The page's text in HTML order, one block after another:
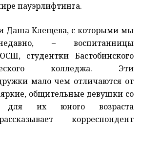
пауэрлифтинга.
Даша Клещева, с которыми мы
– воспитанницы
студентки Бастобинского
колледжа. Эти
мало чем отличаются от
яркие, общительные девушки со
для их юного возраста
корреспондент